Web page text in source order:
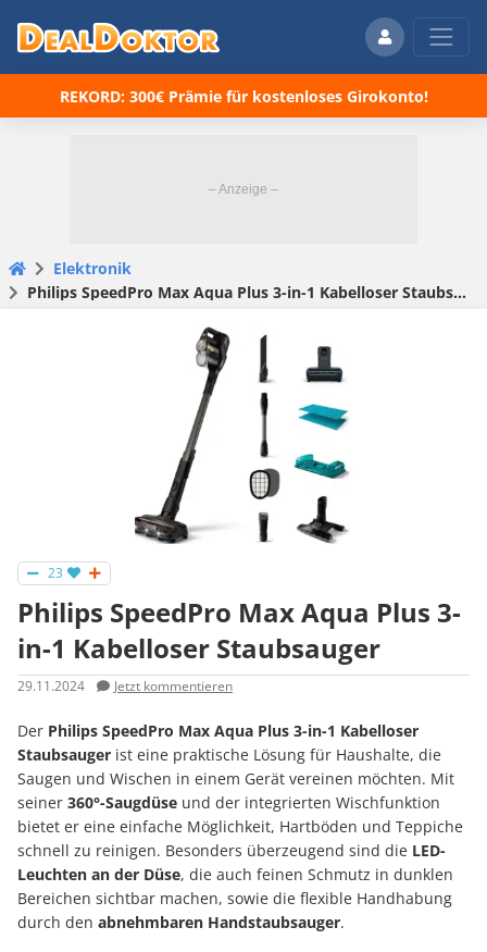
REKORD: 300€ Prämie für kostenloses Girokonto!
Elektronik
Philips SpeedPro Max Aqua Plus 3-in-1 Kabelloser Staubsauger
23
Philips SpeedPro Max Aqua Plus 3-
in-1 Kabelloser Staubsauger
29.11.2024 Jetzt kommentieren
Der Philips SpeedPro Max Aqua Plus 3-in-1 Kabelloser
Staubsauger ist eine praktische Lösung für Haushalte, die
Saugen und Wischen in einem Gerät vereinen möchten. Mit
seiner 360°-Saugdüse und der integrierten Wischfunktion
bietet er eine einfache Möglichkeit, Hartböden und Teppiche
schnell zu reinigen. Besonders überzeugend sind die LED-
Leuchten an der Düse, die auch feinen Schmutz in dunklen
Bereichen sichtbar machen, sowie die flexible Handhabung
durch den abnehmbaren Handstaubsauger.